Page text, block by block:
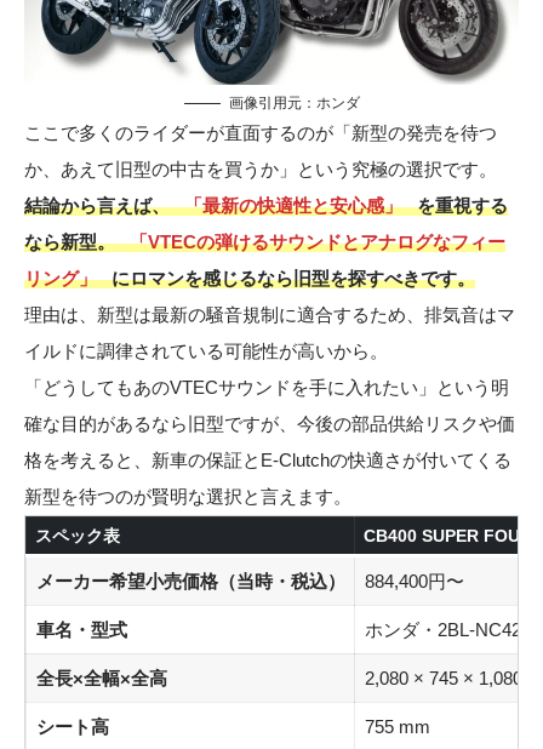
画像引用元： ホンダ
ここで多くのライダーが直面するのが「新型の発売を待つ
か、あえて旧型の中古を買うか」という究極の選択です。
結論から言えば、
「最新の快適性と安心感」
を重視する
なら新型。
「VTECの弾けるサウンドとアナログなフィー
リング」
にロマンを感じるなら旧型を探すべきです。
理由は、新型は最新の騒音規制に適合するため、排気音はマ
イルドに調律されている可能性が高いから。
「どうしてもあのVTECサウンドを手に入れたい」という明
確な目的があるなら旧型ですが、今後の部品供給リスクや価
格を考えると、新車の保証とE-Clutchの快適さが付いてくる
新型を待つのが賢明な選択と言えます。
スペック表 CB400 SUPER FOUR
メーカー希望小売価格（当時・税込） 884,400円〜
車名・型式 ホンダ・2BL-NC42
全長×全幅×全高 2,080 × 745 × 1,080
シート高 755 mm